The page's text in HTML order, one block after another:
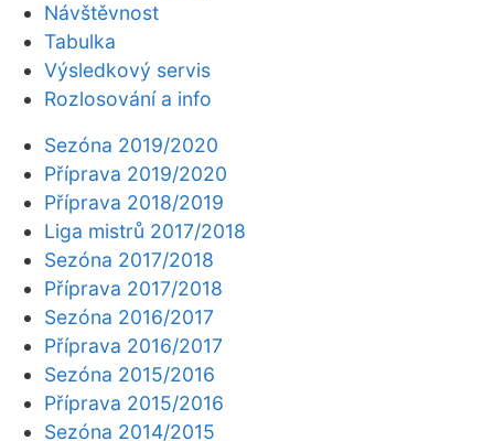
Návštěvnost
Tabulka
Výsledkový servis
Rozlosování a info
Sezóna 2019/2020
Příprava 2019/2020
Příprava 2018/2019
Liga mistrů 2017/2018
Sezóna 2017/2018
Příprava 2017/2018
Sezóna 2016/2017
Příprava 2016/2017
Sezóna 2015/2016
Příprava 2015/2016
Sezóna 2014/2015